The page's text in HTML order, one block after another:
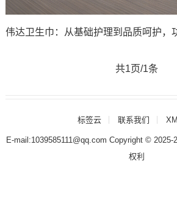
伟达卫生巾：从基础护理到品质呵护，
共1页/1条
标签云 联系我们
E-mail:1039585111@qq.com Copyright ©
权利